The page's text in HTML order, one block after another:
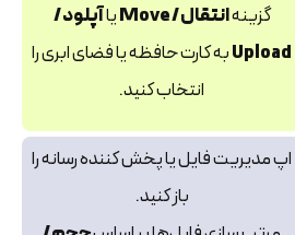
گزینهانتقال / Move یاآپلود /
Uploadبه کارت حافظه یا فضای ابری را
انتخاب کنید.
اپ مدیریت فایل یا پخش‌ کننده رسانه را
باز کنید.